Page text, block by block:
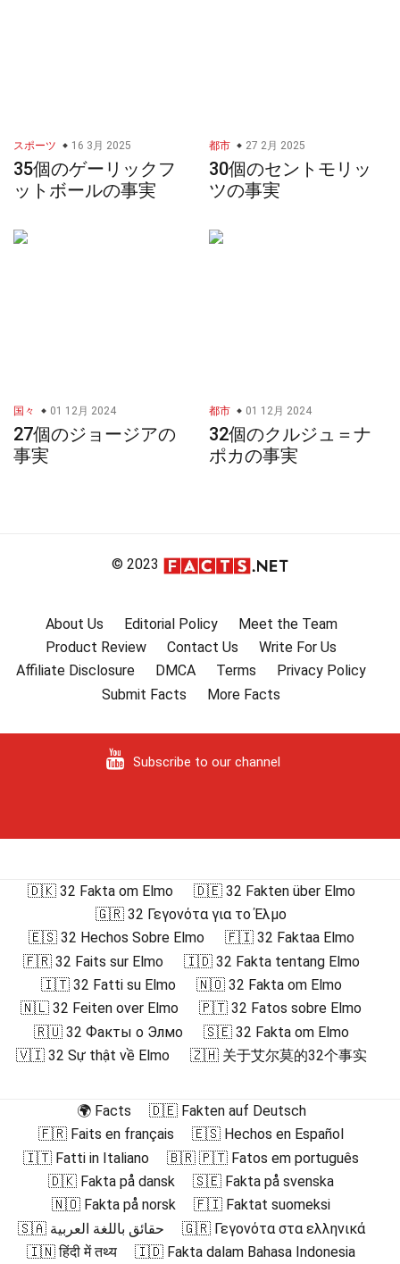
スポーツ 16 3月 2025
35個のゲーリックフ
ットボールの事実
都市 27 2月 2025
30個のセントモリッ
ツの事実
国々 01 12月 2024
27個のジョージアの
事実
都市 01 12月 2024
32個のクルジュ＝ナ
ポカの事実
© 2023
About Us Editorial Policy
Meet the Team
Product Review
Contact Us
Write For Us
Affiliate Disclosure
DMCA Terms
Privacy Policy
Submit Facts
More Facts
Subscribe to our channel
🇩🇰 32 Fakta om Elmo
🇩🇪 32 Fakten über Elmo
🇬🇷 32 Γεγονότα για το Έλμο
🇪🇸 32 Hechos Sobre Elmo
🇫🇮 32 Faktaa Elmo
🇫🇷 32 Faits sur Elmo
🇮🇩 32 Fakta tentang Elmo
🇮🇹 32 Fatti su Elmo
🇳🇴 32 Fakta om Elmo
🇳🇱 32 Feiten over Elmo
🇵🇹 32 Fatos sobre Elmo
🇷🇺 32 Факты о Элмо
🇸🇪 32 Fakta om Elmo
🇻🇮 32 Sự thật về Elmo
🇿🇭 关于艾尔莫的32个事实
🌍 Facts
🇩🇪 Fakten auf Deutsch
🇫🇷 Faits en français
🇪🇸 Hechos en Español
🇮🇹 Fatti in Italiano
🇧🇷 🇵🇹 Fatos em português
🇩🇰 Fakta på dansk
🇸🇪 Fakta på svenska
🇳🇴 Fakta på norsk
🇫🇮 Faktat suomeksi
🇸🇦 حقائق باللغة العربية
🇬🇷 Γεγονότα στα ελληνικά
🇮🇳 हिंदी में तथ्य
🇮🇩 Fakta dalam Bahasa Indonesia